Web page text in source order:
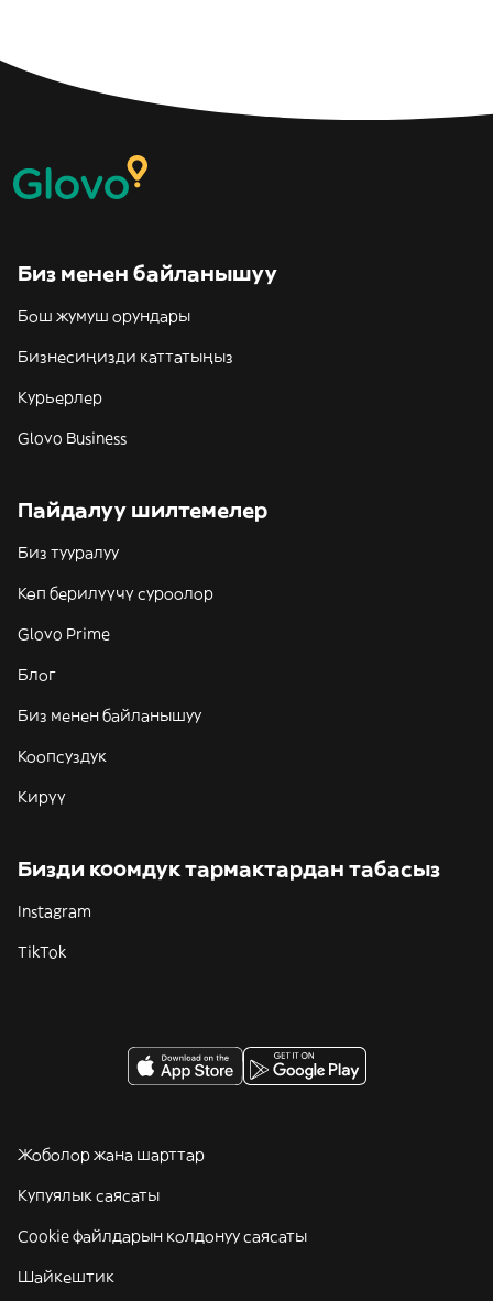
Биз менен байланышуу
Бош жумуш орундары
Бизнесиңизди каттатыңыз
Курьерлер
Glovo Business
Пайдалуу шилтемелер
Биз тууралуу
Көп берилүүчү суроолор
Glovo Prime
Блог
Биз менен байланышуу
Коопсуздук
Кирүү
Бизди коомдук тармактардан табасыз
Instagram
TikTok
Жоболор жана шарттар
Купуялык саясаты
Cookie файлдарын колдонуу саясаты
Шайкештик